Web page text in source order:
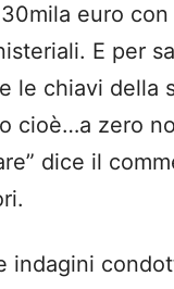
euro
E per
le chiavi della
cioè…a zero
dice il
indagini